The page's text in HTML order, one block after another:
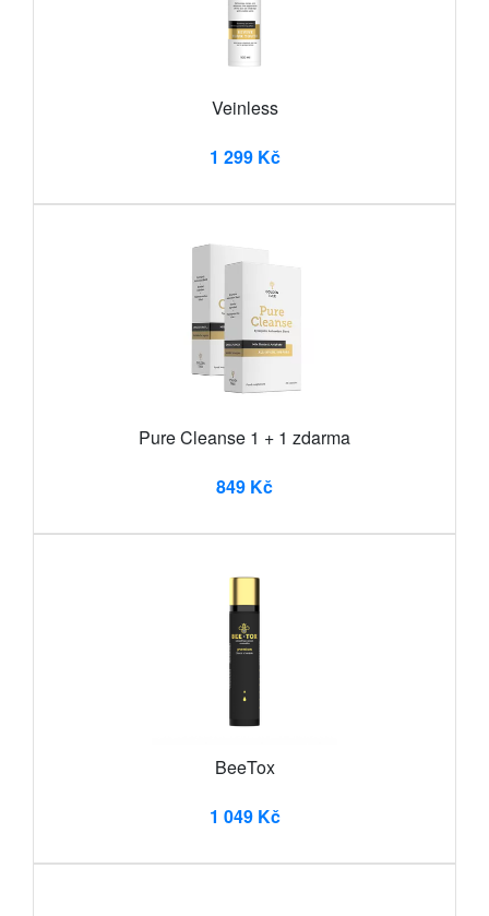
Veinless
1 299 Kč
Pure Cleanse 1 + 1 zdarma
849 Kč
BeeTox
1 049 Kč